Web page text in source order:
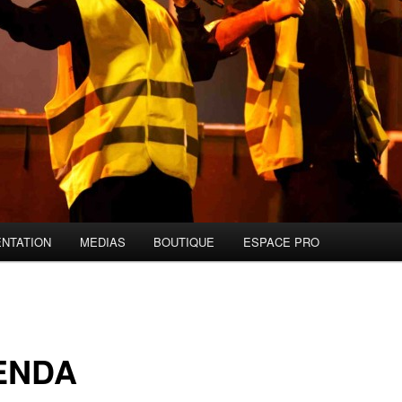
MEDIAS BOUTIQUE ESPACE PRO